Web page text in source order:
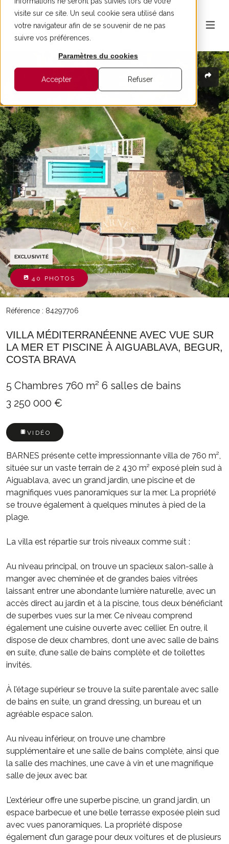
visite sur ce site. Un seul cookie sera utilisé dans
votre navigateur afin de se souvenir de ne pas
suivre vos préférences.
Paramètres du cookies
Accepter Refuser
EXCLUSIVITÉ
40 PHOTOS
Référence : 84297706
VILLA MÉDITERRANÉENNE AVEC VUE SUR
LA MER ET PISCINE À AIGUABLAVA, BEGUR,
COSTA BRAVA
5 Chambres 760 m² 6 salles de bains
3 250 000 €
VIDÉO
BARNES présente cette impressionnante villa de 760 m²,
située sur un vaste terrain de 2 430 m² exposé plein sud à
Aiguablava, avec un grand jardin, une piscine et de
magnifiques vues panoramiques sur la mer. La propriété
se trouve également à quelques minutes à pied de la
plage.
La villa est répartie sur trois niveaux comme suit :
Au niveau principal, on trouve un spacieux salon-salle à
manger avec cheminée et de grandes baies vitrées
laissant entrer une abondante lumière naturelle, avec un
accès direct au jardin et à la piscine, tous deux bénéficiant
de superbes vues sur la mer. Ce niveau comprend
également une cuisine ouverte avec cellier. En outre, il
dispose de deux chambres, dont une avec salle de bains
en suite, d’une salle de bains complète et de toilettes
invités.
À l’étage supérieur se trouve la suite parentale avec salle
de bains en suite, un grand dressing, un bureau et un
agréable espace salon.
Au niveau inférieur, on trouve une chambre
supplémentaire et une salle de bains complète, ainsi que
la salle des machines, une cave à vin et une magnifique
salle de jeux avec bar.
L’extérieur offre une superbe piscine, un grand jardin, un
espace barbecue et une belle terrasse exposée plein sud
avec vues panoramiques. La propriété dispose
également d’un garage pour deux voitures et de plusieurs